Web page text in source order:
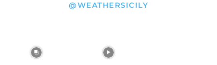
@WEATHERSICILY